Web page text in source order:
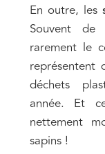
En outre, les
Souvent de
rarement le
représentent
déchets
année. Et
nettement
sapins !